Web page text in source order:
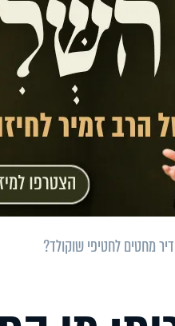
מחטים לחטיפי שוקולד?